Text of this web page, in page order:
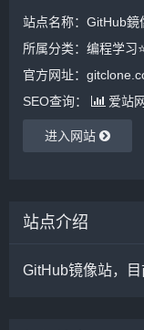
站点名称：GitHub鏡
所属分类： 编程学习
官方网址：
SEO查询：
爱站网
进入网站
站点介绍
GitHub镜像站，目